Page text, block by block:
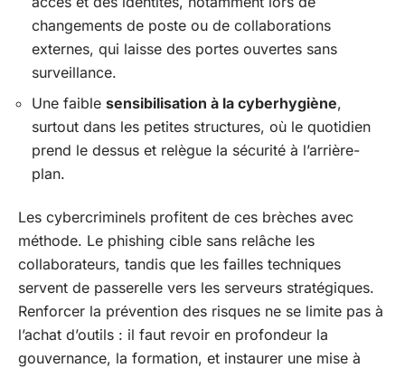
changements de poste ou de collaborations
externes, qui laisse des portes ouvertes sans
surveillance.
Une faible sensibilisation à la cyberhygiène,
surtout dans les petites structures, où le quotidien
prend le dessus et relègue la sécurité à l’arrière-
plan.
Les cybercriminels profitent de ces brèches avec
méthode. Le phishing cible sans relâche les
collaborateurs, tandis que les failles techniques
servent de passerelle vers les serveurs stratégiques.
Renforcer la prévention des risques ne se limite pas à
l’achat d’outils : il faut revoir en profondeur la
gouvernance, la formation, et instaurer une mise à